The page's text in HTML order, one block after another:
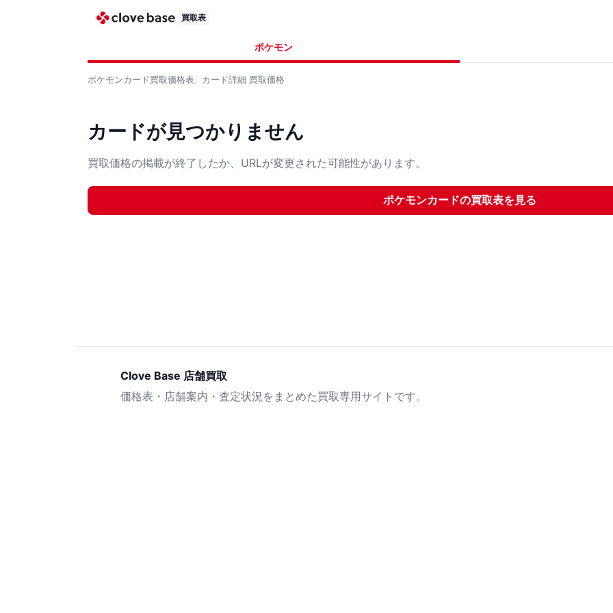
買取表
ポケモン
ポケモンカード買取価格表 カード詳細 買取価格
カードが見つかりません
買取価格の掲載が終了したか、URLが変更された可能性があります。
ポケモンカードの買取表を見る
Clove Base 店舗買取
価格表・店舗案内・査定状況をまとめた買取専用サイトです。